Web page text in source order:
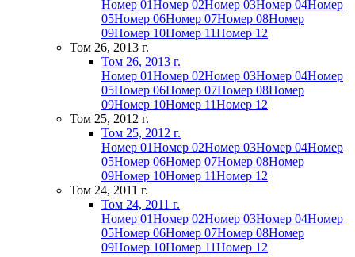
Номер 01Номер 02Номер 03Номер 04Номер
05Номер 06Номер 07Номер 08Номер
09Номер 10Номер 11Номер 12
Том 26, 2013 г.
Том 26, 2013 г.
Номер 01Номер 02Номер 03Номер 04Номер
05Номер 06Номер 07Номер 08Номер
09Номер 10Номер 11Номер 12
Том 25, 2012 г.
Том 25, 2012 г.
Номер 01Номер 02Номер 03Номер 04Номер
05Номер 06Номер 07Номер 08Номер
09Номер 10Номер 11Номер 12
Том 24, 2011 г.
Том 24, 2011 г.
Номер 01Номер 02Номер 03Номер 04Номер
05Номер 06Номер 07Номер 08Номер
09Номер 10Номер 11Номер 12